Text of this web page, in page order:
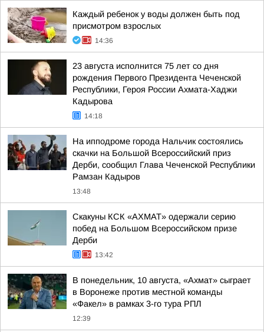
Каждый ребенок у воды должен быть под
присмотром взрослых
14:36
23 августа исполнится 75 лет со дня
рождения Первого Президента Чеченской
Республики, Героя России Ахмата-Хаджи
Кадырова
14:18
На ипподроме города Нальчик состоялись
скачки на Большой Всероссийский приз
Дерби, сообщил Глава Чеченской Республики
Рамзан Кадыров
13:48
Скакуны КСК «АХМАТ» одержали серию
побед на Большом Всероссийском призе
Дерби
13:42
В понедельник, 10 августа, «Ахмат» сыграет
в Воронеже против местной команды
«Факел» в рамках 3-го тура РПЛ
12:39